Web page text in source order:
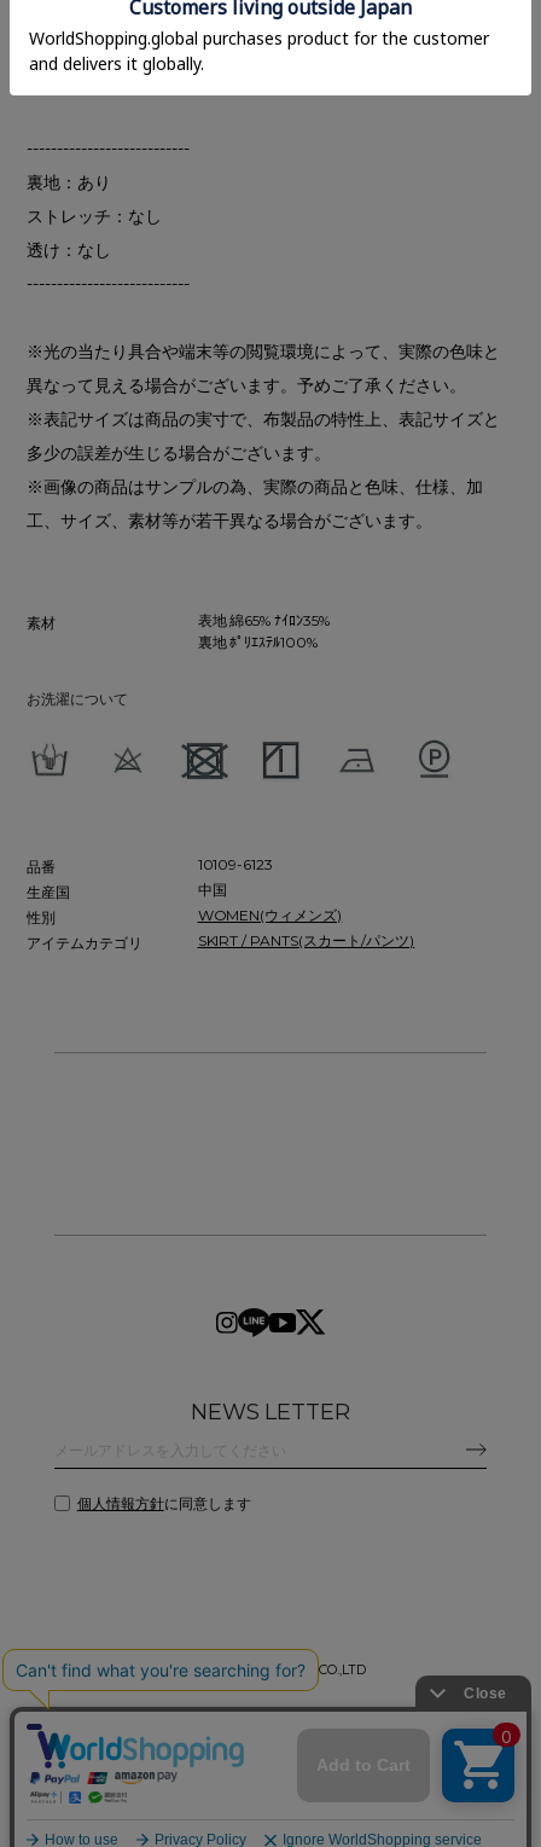
よって、足さばきも良く快適に着用いただけます。ナイロンコ
ットンのハリのある素材を使用しており、合成繊維に寄りすぎ
ないナチュラルな風合いが特徴です。
---------------------------
裏地：あり
ストレッチ：なし
透け：なし
---------------------------
※光の当たり具合や端末等の閲覧環境によって、実際の色味と
異なって見える場合がございます。予めご了承ください。
※表記サイズは商品の実寸で、布製品の特性上、表記サイズと
多少の誤差が生じる場合がございます。
※画像の商品はサンプルの為、実際の商品と色味、仕様、加
工、サイズ、素材等が若干異なる場合がございます。
素材
表地 綿65% ﾅｲﾛﾝ35%
裏地 ﾎﾟﾘｴｽﾃﾙ100%
お洗濯について
品番
10109-6123
生産国
中国
性別
WOMEN(ウィメンズ)
アイテムカテゴリ
SKIRT / PANTS(スカート/パンツ)
NEWS LETTER
個人情報方針に同意します
©2026 CLANE DESIGN CO.,LTD